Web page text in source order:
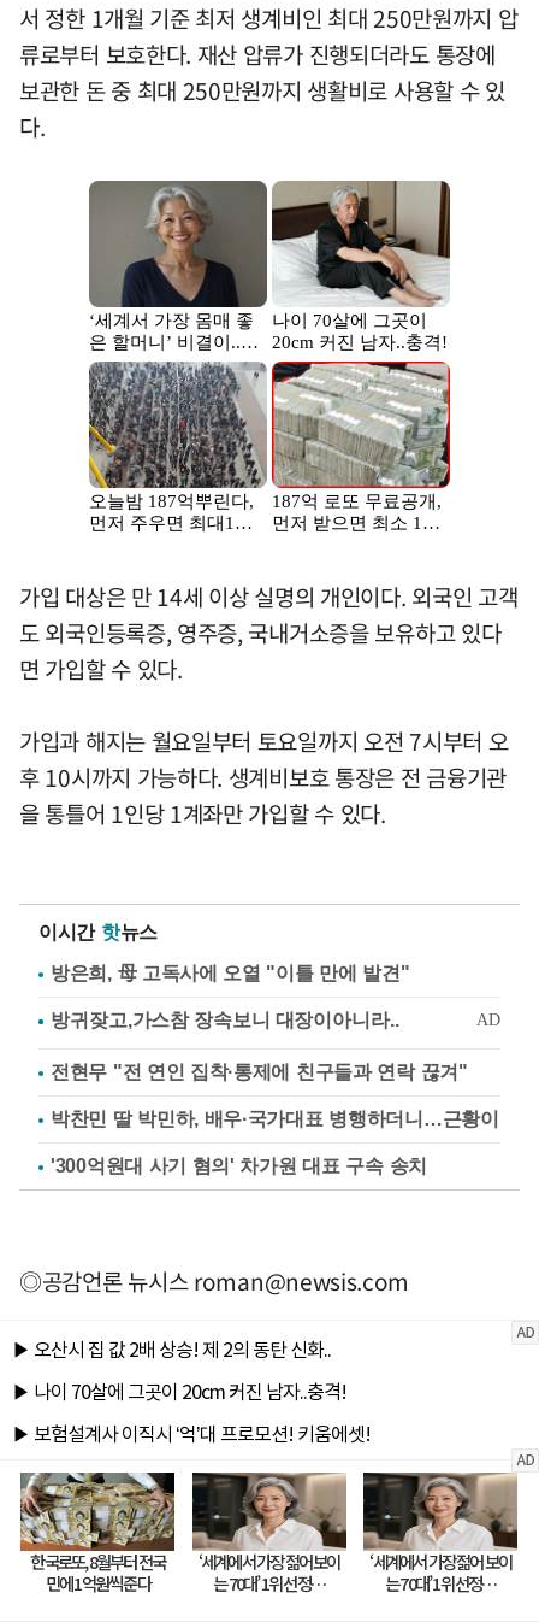
서 정한 1개월 기준 최저 생계비인 최대 250만원까지 압
류로부터 보호한다. 재산 압류가 진행되더라도 통장에
보관한 돈 중 최대 250만원까지 생활비로 사용할 수 있
다.
가입 대상은 만 14세 이상 실명의 개인이다. 외국인 고객
도 외국인등록증, 영주증, 국내거소증을 보유하고 있다
면 가입할 수 있다.
가입과 해지는 월요일부터 토요일까지 오전 7시부터 오
후 10시까지 가능하다. 생계비보호 통장은 전 금융기관
을 통틀어 1인당 1계좌만 가입할 수 있다.
이시간 핫뉴스
방은희, 母 고독사에 오열 "이틀 만에 발견"
전현무 "전 연인 집착·통제에 친구들과 연락 끊겨"
박찬민 딸 박민하, 배우·국가대표 병행하더니…근황이
'300억원대 사기 혐의' 차가원 대표 구속 송치
◎공감언론 뉴시스roman@newsis.com